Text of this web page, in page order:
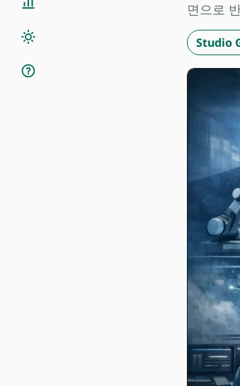
면으로
Studio